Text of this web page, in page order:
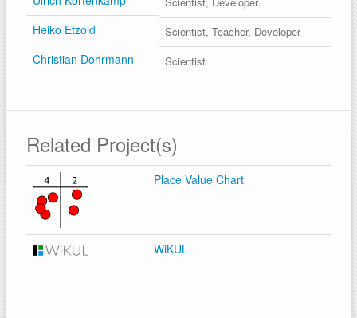
Heiko Etzold Scientist, Teacher, Developer
Christian Dohrmann Scientist
Related Project(s)
Place Value Chart
WiKUL